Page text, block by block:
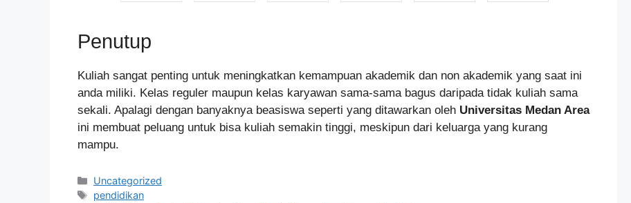
Penutup
Kuliah sangat penting untuk meningkatkan kemampuan akademik dan non akademik yang saat ini
anda miliki. Kelas reguler maupun kelas karyawan sama-sama bagus daripada tidak kuliah sama
sekali. Apalagi dengan banyaknya beasiswa seperti yang ditawarkan oleh Universitas Medan Area
ini membuat peluang untuk bisa kuliah semakin tinggi, meskipun dari keluarga yang kurang
mampu.
Categories
Uncategorized
Tags
pendidikan